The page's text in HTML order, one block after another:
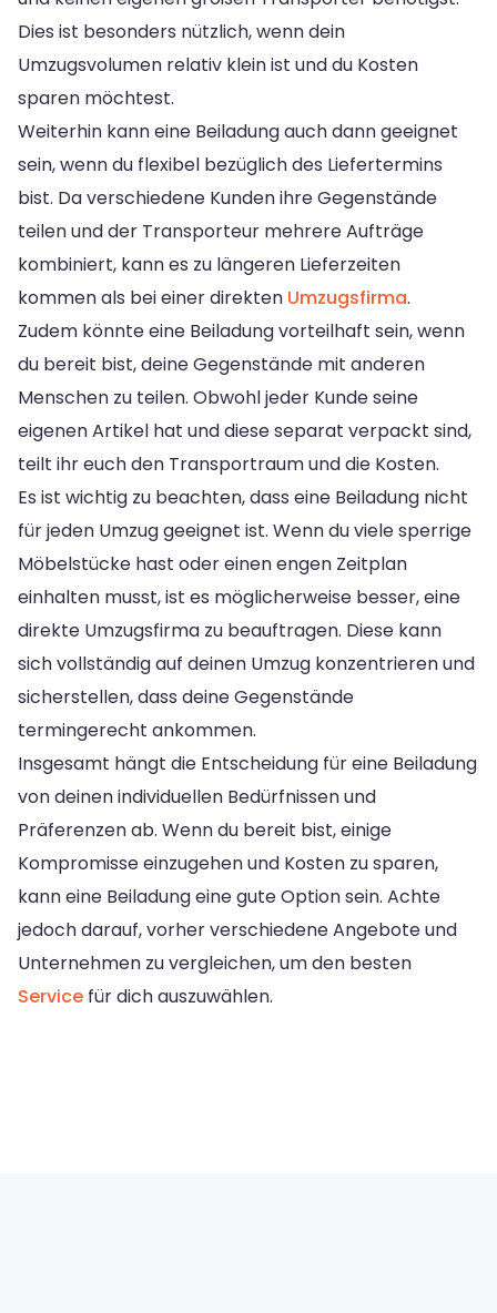
Dies ist besonders nützlich, wenn dein
Umzugsvolumen relativ klein ist und du Kosten
sparen möchtest.
Weiterhin kann eine Beiladung auch dann geeignet
sein, wenn du flexibel bezüglich des Liefertermins
bist. Da verschiedene Kunden ihre Gegenstände
teilen und der Transporteur mehrere Aufträge
kombiniert, kann es zu längeren Lieferzeiten
kommen als bei einer direkten Umzugsfirma.
Zudem könnte eine Beiladung vorteilhaft sein, wenn
du bereit bist, deine Gegenstände mit anderen
Menschen zu teilen. Obwohl jeder Kunde seine
eigenen Artikel hat und diese separat verpackt sind,
teilt ihr euch den Transportraum und die Kosten.
Es ist wichtig zu beachten, dass eine Beiladung nicht
für jeden Umzug geeignet ist. Wenn du viele sperrige
Möbelstücke hast oder einen engen Zeitplan
einhalten musst, ist es möglicherweise besser, eine
direkte Umzugsfirma zu beauftragen. Diese kann
sich vollständig auf deinen Umzug konzentrieren und
sicherstellen, dass deine Gegenstände
termingerecht ankommen.
Insgesamt hängt die Entscheidung für eine Beiladung
von deinen individuellen Bedürfnissen und
Präferenzen ab. Wenn du bereit bist, einige
Kompromisse einzugehen und Kosten zu sparen,
kann eine Beiladung eine gute Option sein. Achte
jedoch darauf, vorher verschiedene Angebote und
Unternehmen zu vergleichen, um den besten
Service für dich auszuwählen.